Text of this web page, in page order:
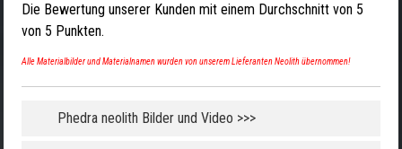
Die Bewertung unserer Kunden mit einem Durchschnitt von 5
von 5 Punkten.
Alle Materialbilder und Materialnamen wurden von unserem Lieferanten Neolith übernommen!
Phedra neolith Bilder und Video >>>